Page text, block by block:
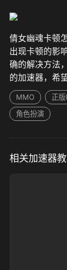
倩女幽魂卡顿
出现卡顿的影
确的解决方法
的加速器，希
MMO 正版
角色扮演
相关加速器